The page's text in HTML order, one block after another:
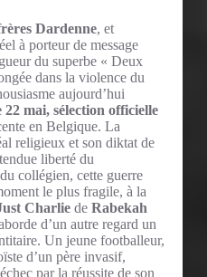
Dardenne, et
à porteur de message
du superbe « Deux
dans la violence du
aujourd’hui
mai, sélection officielle
en Belgique. La
religieux et son diktat de
liberté du
collégien, cette guerre
le plus fragile, à la
Charlie de Rabekah
d’un autre regard un
Un jeune footballeur,
d’un père invasif,
par la réussite de son